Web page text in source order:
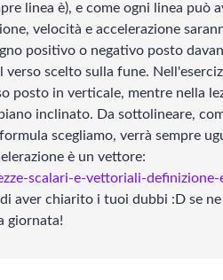
linea è), e come ogni linea può
velocità e accelerazione
positivo o negativo posto
scelto sulla fune.
posto in verticale, mentre nella
inclinato. Da sottolineare,
scegliamo, verrà sempre
è un vettore:
scalari-e-vettoriali-definizione-
aver chiarito i tuoi dubbi :D se ne
giornata!